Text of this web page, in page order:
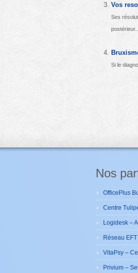
Vos
Ses
postérieur...
Si le
Nos
OfficePlus
Centre
Logidesk –
Réseau
VitaPsy –
Privium –